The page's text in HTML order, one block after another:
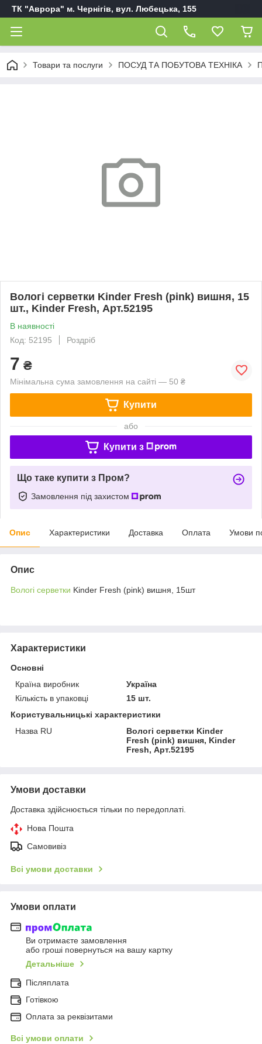
ТК "Аврора" м. Чернігів, вул. Любецька, 155
Товари та послуги ПОСУД ТА ПОБУТОВА ТЕХНІКА
Вологі серветки Kinder Fresh (pink) вишня, 15
шт., Kinder Fresh, Арт.52195
В наявності
Код: 52195
Роздріб
7 ₴
Мінімальна сума замовлення на сайті — 50 ₴
Купити
або
Купити з
Що таке купити з Пром?
Замовлення під захистом
Опис Характеристики Доставка Оплата Умови
Опис
Вологі серветки Kinder Fresh (pink) вишня, 15шт
Характеристики
Основні
Країна виробник
Україна
Кількість в упаковці
15 шт.
Користувальницькі характеристики
Назва RU
Вологі серветки Kinder
Fresh (pink) вишня, Kinder
Fresh, Арт.52195
Умови доставки
Доставка здійснюється тільки по передоплаті.
Нова Пошта
Самовивіз
Всі умови доставки
Умови оплати
Ви отримаєте замовлення
або гроші повернуться на вашу картку
Детальніше
Післяплата
Готівкою
Оплата за реквізитами
Всі умови оплати